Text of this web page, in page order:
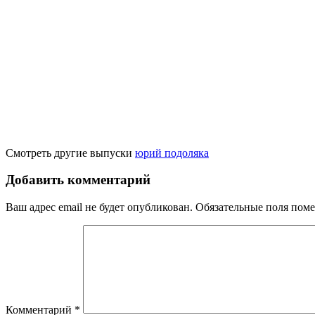
Смотреть другие выпуски юрий подоляка
Добавить комментарий
Ваш адрес email не будет опубликован. Обязательные поля
Комментарий *